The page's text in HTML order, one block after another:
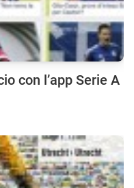
con l’app Serie A